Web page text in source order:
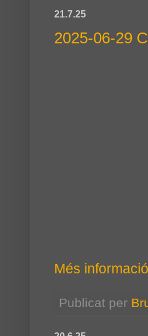
21.7.25
2025-06-29
Més
Publicat per